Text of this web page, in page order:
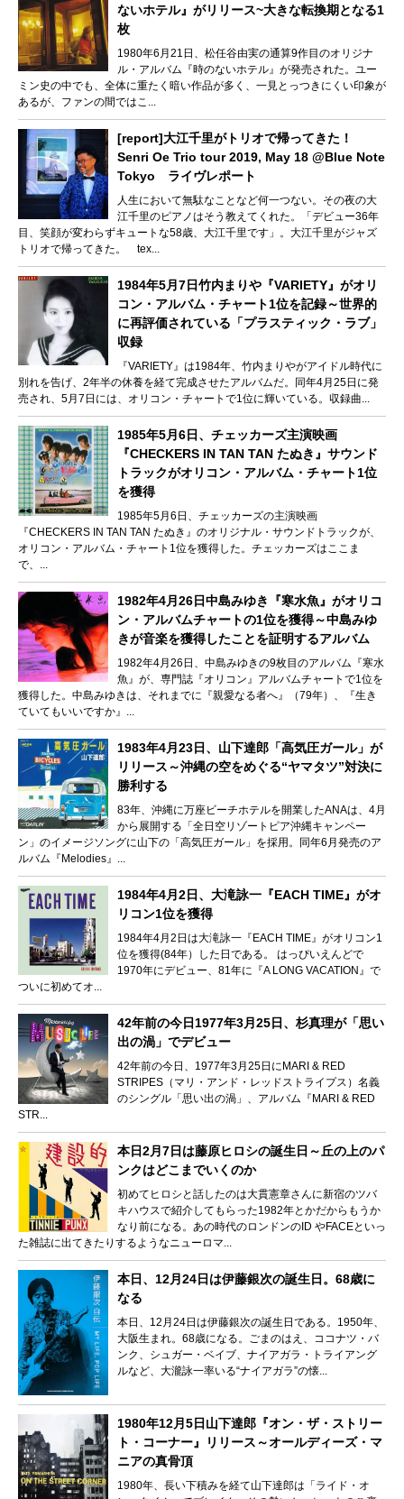
ないホテル』がリリース~大きな転換期となる1
枚
1980年6月21日、松任谷由実の通算9作目のオリジナ
ル・アルバム『時のないホテル』が発売された。ユー
ミン史の中でも、全体に重たく暗い作品が多く、一見とっつきにくい印象が
あるが、ファンの間ではこ...
[report]大江千里がトリオで帰ってきた！
Senri Oe Trio tour 2019, May 18 @Blue Note
Tokyo ライヴレポート
人生において無駄なことなど何一つない。その夜の大
江千里のピアノはそう教えてくれた。「デビュー36年
目、笑顔が変わらずキュートな58歳、大江千里です」。大江千里がジャズ
トリオで帰ってきた。 tex...
1984年5月7日竹内まりや『VARIETY』がオリ
コン・アルバム・チャート1位を記録～世界的
に再評価されている「プラスティック・ラブ」
収録
『VARIETY』は1984年、竹内まりやがアイドル時代に
別れを告げ、2年半の休養を経て完成させたアルバムだ。同年4月25日に発
売され、5月7日には、オリコン・チャートで1位に輝いている。収録曲...
1985年5月6日、チェッカーズ主演映画
『CHECKERS IN TAN TAN たぬき』サウンド
トラックがオリコン・アルバム・チャート1位
を獲得
1985年5月6日、チェッカーズの主演映画
『CHECKERS IN TAN TAN たぬき』のオリジナル・サウンドトラックが、
オリコン・アルバム・チャート1位を獲得した。チェッカーズはここま
で、...
1982年4月26日中島みゆき『寒水魚』がオリコ
ン・アルバムチャートの1位を獲得～中島みゆ
きが音楽を獲得したことを証明するアルバム
1982年4月26日、中島みゆきの9枚目のアルバム『寒水
魚』が、専門誌『オリコン』アルバムチャートで1位を
獲得した。中島みゆきは、それまでに『親愛なる者へ』（79年）、『生き
ていてもいいですか』...
1983年4月23日、山下達郎「高気圧ガール」が
リリース～沖縄の空をめぐる“ヤマタツ”対決に
勝利する
83年、沖縄に万座ビーチホテルを開業したANAは、4月
から展開する「全日空リゾートピア沖縄キャンペー
ン」のイメージソングに山下の「高気圧ガール」を採用。同年6月発売のア
ルバム『Melodies』...
1984年4月2日、大滝詠一『EACH TIME』がオ
リコン1位を獲得
1984年4月2日は大滝詠一『EACH TIME』がオリコン1
位を獲得(84年）した日である。 はっぴいえんどで
1970年にデビュー、81年に『A LONG VACATION』で
ついに初めてオ...
42年前の今日1977年3月25日、杉真理が「思い
出の渦」でデビュー
42年前の今日、1977年3月25日にMARI & RED
STRIPES（マリ・アンド・レッドストライプス）名義
のシングル「思い出の渦」、アルバム『MARI & RED
STR...
本日2月7日は藤原ヒロシの誕生日～丘の上のパ
ンクはどこまでいくのか
初めてヒロシと話したのは大貫憲章さんに新宿のツバ
キハウスで紹介してもらった1982年とかだからもうか
なり前になる。あの時代のロンドンのID やFACEといっ
た雑誌に出てきたりするようなニューロマ...
本日、12月24日は伊藤銀次の誕生日。68歳に
なる
本日、12月24日は伊藤銀次の誕生日である。1950年、
大阪生まれ。68歳になる。ごまのはえ、ココナツ・バ
ンク、シュガー・ベイブ、ナイアガラ・トライアング
ルなど、大瀧詠一率いる“ナイアガラ”の懐...
1980年12月5日山下達郎『オン・ザ・ストリー
ト・コーナー』リリース～オールディーズ・マ
ニアの真骨頂
1980年、長い下積みを経て山下達郎は「ライド・オ